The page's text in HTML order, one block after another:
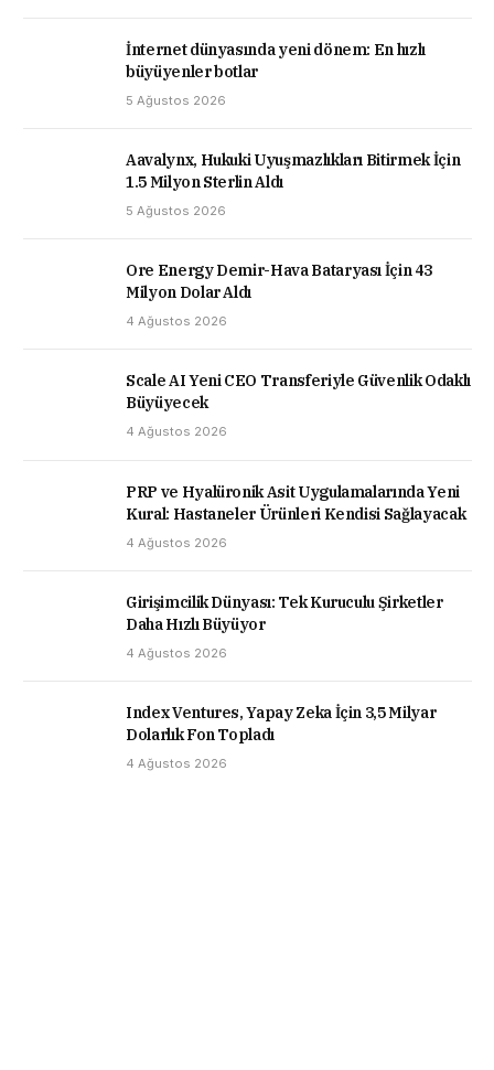
İnternet dünyasında yeni dönem: En hızlı
büyüyenler botlar
5 Ağustos 2026
Aavalynx, Hukuki Uyuşmazlıkları Bitirmek İçin
1.5 Milyon Sterlin Aldı
5 Ağustos 2026
Ore Energy Demir-Hava Bataryası İçin 43
Milyon Dolar Aldı
4 Ağustos 2026
Scale AI Yeni CEO Transferiyle Güvenlik Odaklı
Büyüyecek
4 Ağustos 2026
PRP ve Hyalüronik Asit Uygulamalarında Yeni
Kural: Hastaneler Ürünleri Kendisi Sağlayacak
4 Ağustos 2026
Girişimcilik Dünyası: Tek Kuruculu Şirketler
Daha Hızlı Büyüyor
4 Ağustos 2026
Index Ventures, Yapay Zeka İçin 3,5 Milyar
Dolarlık Fon Topladı
4 Ağustos 2026